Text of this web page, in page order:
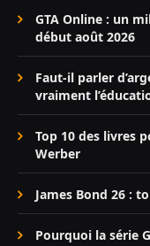
GTA Online : un
début août 2026
Faut-il parler
vraiment
Top 10 des livres
Werber
James Bond 26 :
Pourquoi la série